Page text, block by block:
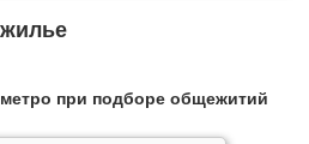
при подборе общежитий